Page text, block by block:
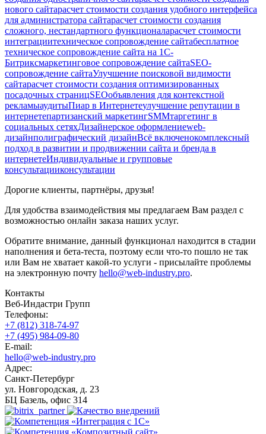
нового сайтарасчет стоимости создания удобного интерфейса
для администратора сайтарасчет стоимости создания
сложного, нестандартного функционаларасчет стоимости
интеграциитехническое сопровождение сайтабесплатное
техническое сопровождение сайта на 1С-
Битриксмаркетинговое сопровождение сайтаSEO-
сопровождение сайтаУлучшение поисковой видимости
сайтарасчет стоимости создания оптимизированных
посадочных страницSEOобъявления для контекстной
рекламыаудитыПиар в Интернетеулучшение репутации в
интернетепартизанский маркетингSMMтаргетинг в
социальных сетяхДизайнерское оформлениеweb-
дизайнполиграфический дизайнВсё включенокомплексный
подход в развитии и продвижении сайта и бренда в
интернетеИндивидуальные и групповые
консультацииконсультации
Дорогие клиенты, партнёры, друзья!
Для удобства взаимодействия мы предлагаем Вам раздел с
возможностью онлайн заказа наших услуг.
Обратите внимание, данный функционал находится в стадии
наполнения и бета-теста, поэтому если что-то пошло не так
или Вам не хватает какой-то услуги - присылайте проблемы
на электронную почту hello@web-industry.pro.
Контакты
Веб-Индастри Групп
Телефоны:
+7 (812) 318-74-97
+7 (495) 984-09-80
E-mail:
hello@web-industry.pro
Адрес:
Санкт-Петербург
ул. Новгородская, д. 23
БЦ Базель, офис 314